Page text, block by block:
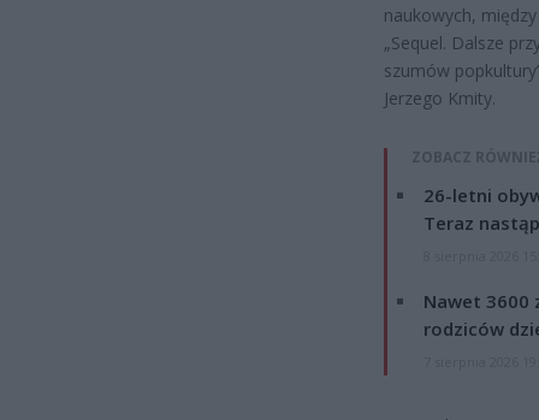
naukowych,
„Sequel. Dalsze
szumów
Jerzego Kmity.
ZOBACZ
26-letni
Teraz
Nawet 3600
rodziców